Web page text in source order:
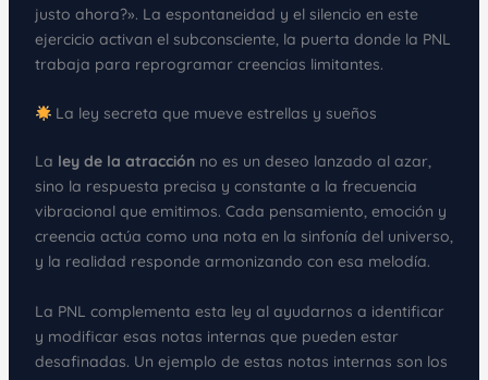
justo ahora?». La espontaneidad y el silencio en este
ejercicio activan el subconsciente, la puerta donde la PNL
trabaja para reprogramar creencias limitantes.
La ley secreta que mueve estrellas y sueños
La ley de la atracciónno es un deseo lanzado al azar,
sino la respuesta precisa y constante a la frecuencia
vibracional que emitimos. Cada pensamiento, emoción y
creencia actúa como una nota en la sinfonía del universo,
y la realidad responde armonizando con esa melodía.
La PNL complementa esta ley al ayudarnos a identificar
y modificar esas notas internas que pueden estar
desafinadas. Un ejemplo de estas notas internas son los